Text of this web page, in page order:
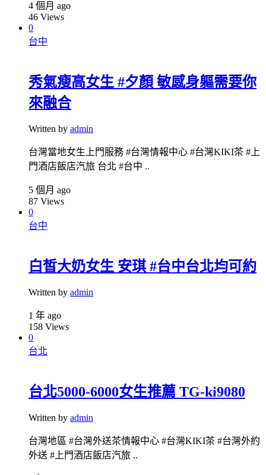
4 個月 ago
46 Views
0
台中
秀氣瘦高女生 #夕顏 敏感身軀需要你
來融合
Written by admin
台灣當地女生上門服務 #台灣情報中心 #台灣KIKI茶 #上
門酒店飯店汽旅 台北 #台中 ..
5 個月 ago
87 Views
0
台中
白皙大奶女生 安琪 #台中台北均可約
Written by admin
1 年 ago
158 Views
0
台北
台北5000-6000女生推薦 TG-ki9080
Written by admin
台灣地區 #台灣外送茶情報中心 #台灣KIKI茶 #台灣外約
外送 #上門酒店飯店汽旅 ..